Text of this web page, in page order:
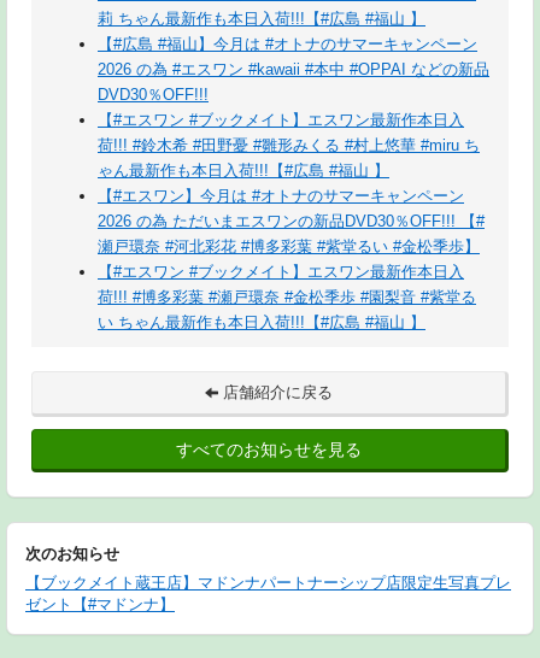
莉 ちゃん最新作も本日入荷!!!【#広島 #福山 】
【#広島 #福山】今月は #オトナのサマーキャンペーン
2026 の為 #エスワン #kawaii #本中 #OPPAI などの新品
DVD30％OFF!!!
【#エスワン #ブックメイト】エスワン最新作本日入
荷!!! #鈴木希 #田野憂 #雛形みくる #村上悠華 #miru ち
ゃん最新作も本日入荷!!!【#広島 #福山 】
【#エスワン】今月は #オトナのサマーキャンペーン
2026 の為 ただいまエスワンの新品DVD30％OFF!!! 【#
瀬戸環奈 #河北彩花 #博多彩葉 #紫堂るい #金松季歩】
【#エスワン #ブックメイト】エスワン最新作本日入
荷!!! #博多彩葉 #瀬戸環奈 #金松季歩 #園梨音 #紫堂る
い ちゃん最新作も本日入荷!!!【#広島 #福山 】
店舗紹介に戻る
すべてのお知らせを見る
次のお知らせ
【ブックメイト蔵王店】マドンナパートナーシップ店限定生写真プレ
ゼント【#マドンナ】